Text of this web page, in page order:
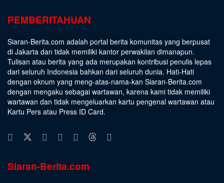
PEMBERITAHUAN
Siaran-Berita.com adalah portal berita komunitas yang berpusat
di Jakarta dan tidak memiliki kantor perwakilan dimanapun.
Tulisan atau berita yang ada merupakan kontribusi penulis lepas
dari seluruh Indonesia bahkan dari seluruh dunia. Hati-Hati
dengan oknum yang meng-atas-nama-kan Siaran-Berita.com
dengan mengaku sebagai wartawan, karena kami tidak memiliki
wartawan dan tidak mengeluarkan kartu pengenal wartawan atau
Kartu Pers atau Press ID Card.
Siaran-Berita.com